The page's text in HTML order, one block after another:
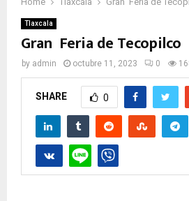
Tlaxcala
Gran Feria de Tecopilco
by admin octubre 11, 2023 0
SHARE 0